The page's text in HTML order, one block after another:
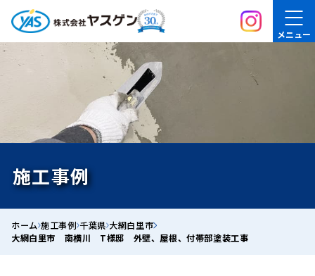
メニュー
施工事例
ホーム 施工事例 千葉県 大網白里市
大網白里市 南横川 T様邸 外壁、屋根、付帯部塗装工事